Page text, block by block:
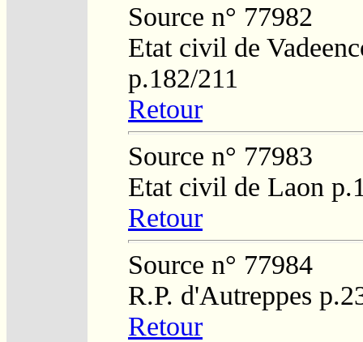
Source n° 77982
Etat civil de
p.182/211
Retour
Source n° 77983
Etat civil de Laon
Retour
Source n° 77984
R.P. d'Autreppes
Retour